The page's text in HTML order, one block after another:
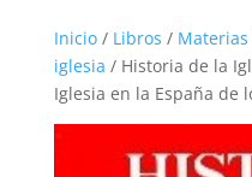
Inicio/ Libros / Materias
iglesia / Historia de la
Iglesia en la España de